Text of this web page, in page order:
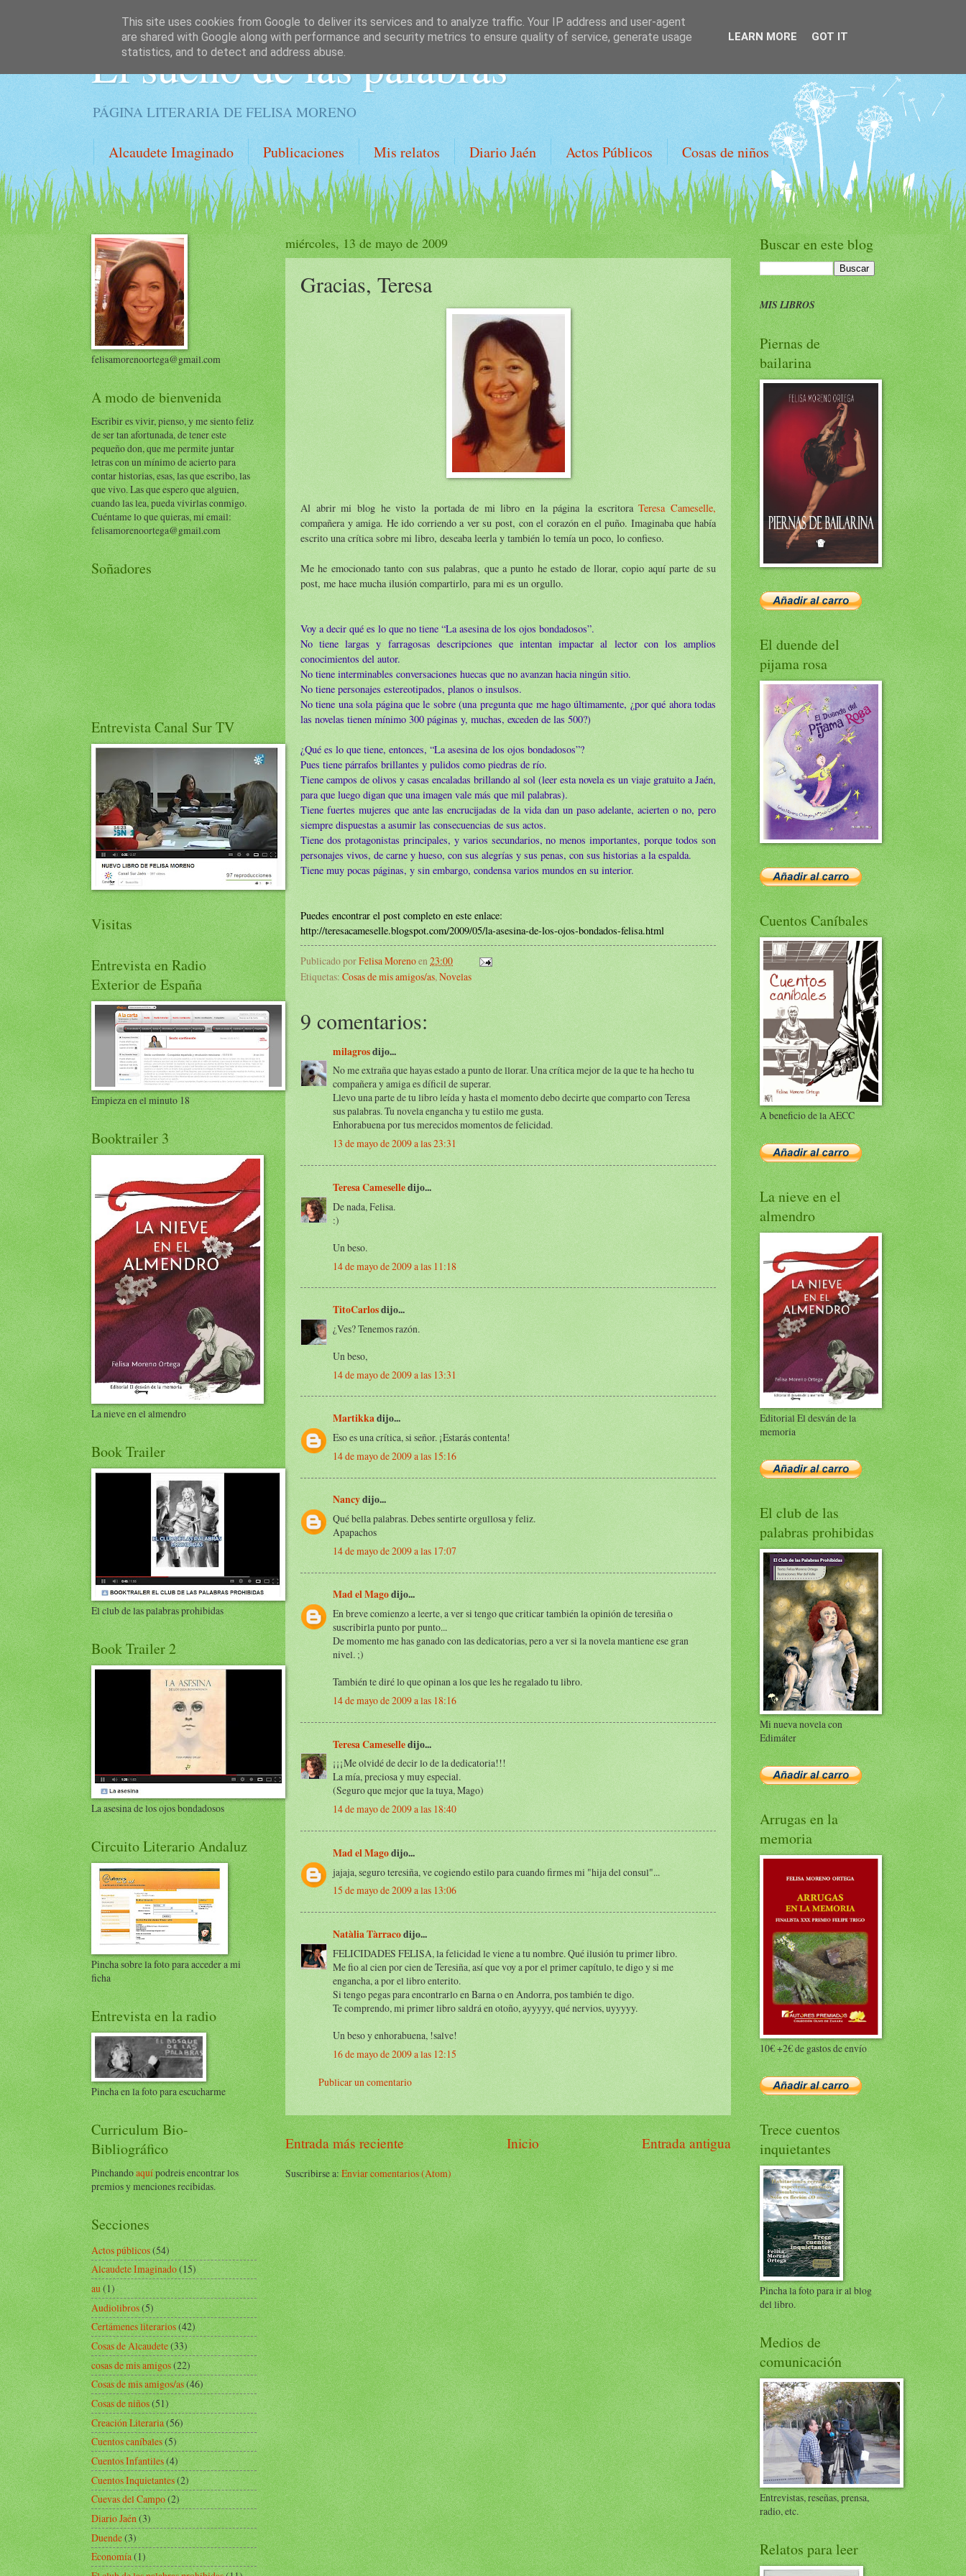
El sueño de las palabras
PÁGINA LITERARIA DE FELISA MORENO
Alcaudete Imaginado Publicaciones Mis relatos Diario Jaén Actos Públicos Cosas de niños
miércoles, 13 de mayo de 2009
Gracias, Teresa
Al abrir mi blog he visto la portada de mi libro en la página la escritoraTeresa Cameselle,
compañera y amiga. He ido corriendo a ver su post, con el corazón en el puño. Imaginaba que había
escrito una crítica sobre mi libro, deseaba leerla y también lo temía un poco, lo confieso.
Me he emocionado tanto con sus palabras, que a punto he estado de llorar, copio aquí parte de su
post, me hace mucha ilusión compartirlo, para mi es un orgullo.
Voy a decir qué es lo que no tiene “La asesina de los ojos bondadosos”.
No tiene largas y farragosas descripciones que intentan impactar al lector con los amplios
conocimientos del autor.
No tiene interminables conversaciones huecas que no avanzan hacia ningún sitio.
No tiene personajes estereotipados, planos o insulsos.
No tiene una sola página que le sobre (una pregunta que me hago últimamente, ¿por qué ahora todas
las novelas tienen mínimo 300 páginas y, muchas, exceden de las 500?)
¿Qué es lo que tiene, entonces, “La asesina de los ojos bondadosos”?
Pues tiene párrafos brillantes y pulidos como piedras de río.
Tiene campos de olivos y casas encaladas brillando al sol (leer esta novela es un viaje gratuito a Jaén,
para que luego digan que una imagen vale más que mil palabras).
Tiene fuertes mujeres que ante las encrucijadas de la vida dan un paso adelante, acierten o no, pero
siempre dispuestas a asumir las consecuencias de sus actos.
Tiene dos protagonistas principales, y varios secundarios, no menos importantes, porque todos son
personajes vivos, de carne y hueso, con sus alegrías y sus penas, con sus historias a la espalda.
Tiene muy pocas páginas, y sin embargo, condensa varios mundos en su interior.
Puedes encontrar el post completo en este enlace:
http://teresacameselle.blogspot.com/2009/05/la-asesina-de-los-ojos-bondados-felisa.html
Publicado porFelisa Morenoen 23:00
Etiquetas: Cosas de mis amigos/as, Novelas
9 comentarios:
milagrosdijo...
No me extraña que hayas estado a punto de llorar. Una crítica mejor de la que te ha hecho tu
compañera y amiga es díficil de superar.
Llevo una parte de tu libro leída y hasta el momento debo decirte que comparto con Teresa
sus palabras. Tu novela engancha y tu estilo me gusta.
Enhorabuena por tus merecidos momentos de felicidad.
13 de mayo de 2009 a las 23:31
Teresa Cameselledijo...
De nada, Felisa.
:)
Un beso.
14 de mayo de 2009 a las 11:18
TitoCarlosdijo...
¿Ves? Tenemos razón.
Un beso,
14 de mayo de 2009 a las 13:31
Martikkadijo...
Eso es una crítica, si señor. ¡Estarás contenta!
14 de mayo de 2009 a las 15:16
Nancydijo...
Qué bella palabras. Debes sentirte orgullosa y feliz.
Apapachos
14 de mayo de 2009 a las 17:07
Mad el Magodijo...
En breve comienzo a leerte, a ver si tengo que criticar también la opinión de teresiña o
suscribirla punto por punto...
De momento me has ganado con las dedicatorias, pero a ver si la novela mantiene ese gran
nivel. ;)
También te diré lo que opinan a los que les he regalado tu libro.
14 de mayo de 2009 a las 18:16
Teresa Cameselledijo...
¡¡¡Me olvidé de decir lo de la dedicatoria!!!
La mía, preciosa y muy especial.
(Seguro que mejor que la tuya, Mago)
14 de mayo de 2009 a las 18:40
Mad el Magodijo...
jajaja, seguro teresiña, ve cogiendo estilo para cuando firmes mi "hija del consul"...
15 de mayo de 2009 a las 13:06
Natàlia Tàrracodijo...
FELICIDADES FELISA, la felicidad le viene a tu nombre. Qué ilusión tu primer libro.
Me fio al cien por cien de Teresiña, así que voy a por el primer capítulo, te digo y si me
engancha, a por el libro enterito.
Si tengo pegas para encontrarlo en Barna o en Andorra, pos también te digo.
Te comprendo, mi primer libro saldrá en otoño, ayyyyy, qué nervios, uyyyyy.
Un beso y enhorabuena, !salve!
16 de mayo de 2009 a las 12:15
Publicar un comentario
Entrada más reciente Entrada antigua
Inicio
Suscribirse a:Enviar comentarios (Atom)
felisamorenoortega@gmail.com
A modo de bienvenida
Escribir es vivir, pienso, y me siento feliz
de ser tan afortunada, de tener este
pequeño don, que me permite juntar
letras con un mínimo de acierto para
contar historias, esas, las que escribo, las
que vivo. Las que espero que alguien,
cuando las lea, pueda vivirlas conmigo.
Cuéntame lo que quieras, mi email:
felisamorenoortega@gmail.com
Soñadores
Entrevista Canal Sur TV
Visitas
Entrevista en Radio
Exterior de España
Empieza en el minuto 18
Booktrailer 3
La nieve en el almendro
Book Trailer
El club de las palabras prohibidas
Book Trailer 2
La asesina de los ojos bondadosos
Circuito Literario Andaluz
Pincha sobre la foto para acceder a mi
ficha
Entrevista en la radio
Pincha en la foto para escucharme
Curriculum Bio-
Bibliográfico
Pinchandoaquípodreis encontrar los
premios y menciones recibidas.
Secciones
Actos públicos(54)
Alcaudete Imaginado(15)
au(1)
Audiolibros(5)
Certámenes literarios(42)
Cosas de Alcaudete(33)
cosas de mis amigos(22)
Cosas de mis amigos/as(46)
Cosas de niños(51)
Creación Literaria(56)
Cuentos caníbales(5)
Cuentos Infantiles(4)
Cuentos Inquietantes(2)
Cuevas del Campo(2)
Diario Jaén(3)
Duende(3)
Economía(1)
Buscar en este blog
MIS LIBROS
Piernas de
bailarina
El duende del
pijama rosa
Cuentos Caníbales
A beneficio de la AECC
La nieve en el
almendro
Editorial El desván de la
memoria
El club de las
palabras prohibidas
Mi nueva novela con
Edimáter
Arrugas en la
memoria
10€ +2€ de gastos de envío
Trece cuentos
inquietantes
Pincha la foto para ir al blog
del libro.
Medios de
comunicación
Entrevistas, reseñas, prensa,
radio, etc.
Relatos para leer
This site uses cookies from Google to deliver its services and to analyze traffic. Your IP address and user-agent
are shared with Google along with performance and security metrics to ensure quality of service, generate usage
statistics, and to detect and address abuse.
LEARN MORE GOT IT